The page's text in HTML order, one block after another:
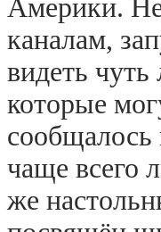
Америки.
каналам,
видеть
которые
сообщалось
чаще всего
же